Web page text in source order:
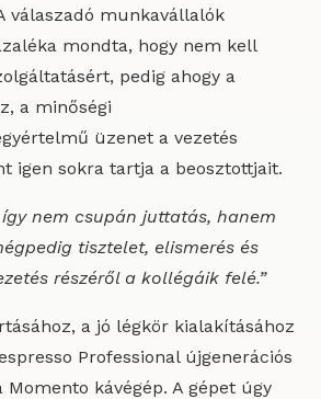
válaszadó munkavállalók
mondta, hogy nem kell
pedig ahogy a
a minőségi
üzenet a vezetés
igen sokra tartja a beosztottjait.
így nem csupán juttatás, hanem
tisztelet, elismerés és
részéről a kollégáik felé.”
a jó légkör kialakításához
Professional újgenerációs
Momento kávégép. A gépet úgy